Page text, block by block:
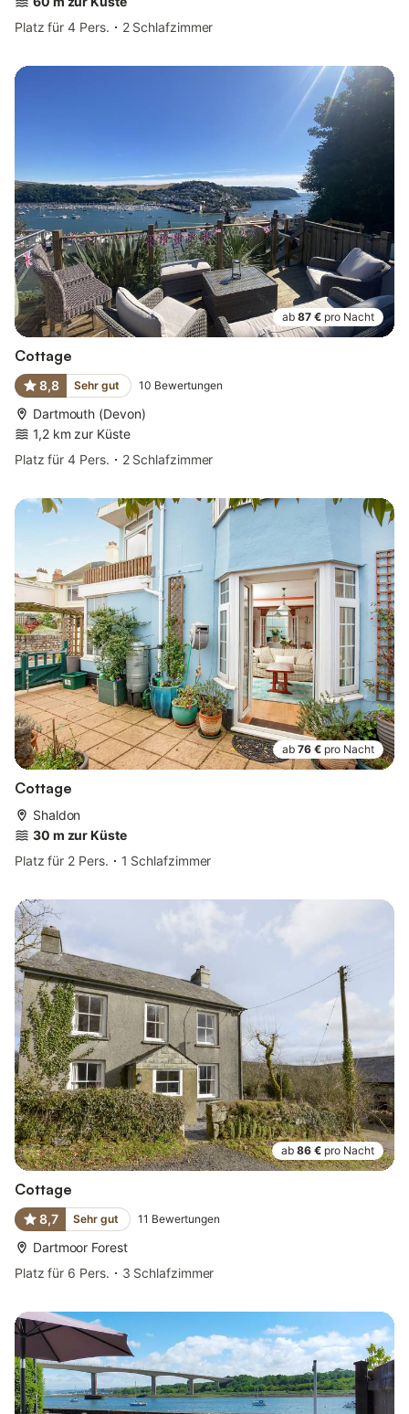
Platz für 4 Pers.
2 Schlafzimmer
ab 87 € pro Nacht
Cottage
8,8 Sehr gut 10 Bewertungen
Dartmouth (Devon)
1,2 km zur Küste
Platz für 4 Pers.
2 Schlafzimmer
ab 76 € pro Nacht
Cottage
Shaldon
30 m zur Küste
Platz für 2 Pers.
1 Schlafzimmer
ab 86 € pro Nacht
Cottage
8,7 Sehr gut 11 Bewertungen
Dartmoor Forest
Platz für 6 Pers.
3 Schlafzimmer